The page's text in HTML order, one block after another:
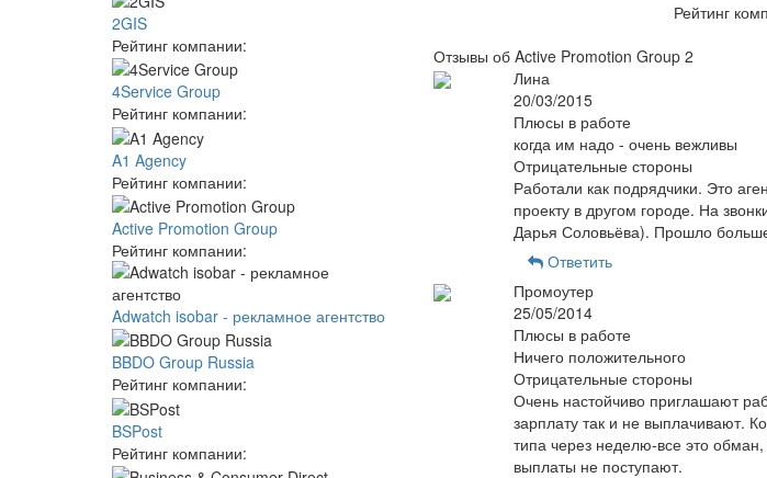
2GIS
Рейтинг компании:
4Service Group
Рейтинг компании:
A1 Agency
Рейтинг компании:
Active Promotion Group
Рейтинг компании:
Adwatch isobar - рекламное агентство
BBDO Group Russia
Рейтинг компании:
BSPost
Рейтинг компании:
Рейтинг
Отзывы об Active Promotion Group 2
Лина
20/03/2015
Плюсы в работе
когда им надо - очень вежливы
Отрицательные стороны
Работали как подрядчики. Это
проекту в другом городе. На
Дарья Соловьёва). Прошло
Ответить
Промоутер
25/05/2014
Плюсы в работе
Ничего положительного
Отрицательные стороны
Очень настойчиво приглашают
зарплату так и не выплачивают.
типа через неделю-все это
выплаты не поступают.